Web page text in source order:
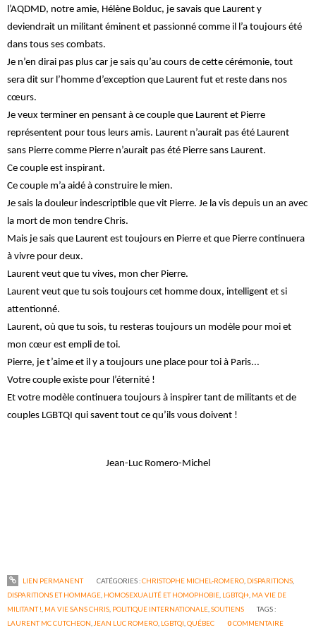
l’AQDMD, notre amie, Hélène Bolduc, je savais que Laurent y
deviendrait un militant éminent et passionné comme il l’a toujours été
dans tous ses combats.
Je n’en dirai pas plus car je sais qu’au cours de cette cérémonie, tout
sera dit sur l’homme d’exception que Laurent fut et reste dans nos
cœurs.
Je veux terminer en pensant à ce couple que Laurent et Pierre
représentent pour tous leurs amis. Laurent n’aurait pas été Laurent
sans Pierre comme Pierre n’aurait pas été Pierre sans Laurent.
Ce couple est inspirant.
Ce couple m’a aidé à construire le mien.
Je sais la douleur indescriptible que vit Pierre. Je la vis depuis un an avec
la mort de mon tendre Chris.
Mais je sais que Laurent est toujours en Pierre et que Pierre continuera
à vivre pour deux.
Laurent veut que tu vives, mon cher Pierre.
Laurent veut que tu sois toujours cet homme doux, intelligent et si
attentionné.
Laurent, où que tu sois, tu resteras toujours un modèle pour moi et
mon cœur est empli de toi.
Pierre, je t’aime et il y a toujours une place pour toi à Paris...
Votre couple existe pour l’éternité !
Et votre modèle continuera toujours à inspirer tant de militants et de
couples LGBTQI qui savent tout ce qu’ils vous doivent !
Jean-Luc Romero-Michel
LIEN PERMANENT CATÉGORIES :CHRISTOPHE MICHEL-ROMERO, DISPARITIONS,
DISPARITIONS ET HOMMAGE HOMOSEXUALITÉ ET HOMOPHOBIE LGBTQI+ MA VIE DE
MILITANT ! MA VIE SANS CHRIS POLITIQUE INTERNATIONALE ,SOUTIENS
TAGS :
LAURENT MC CUTCHEON JEAN LUC ROMERO LGBTQI ,QUÉBEC 0COMMENTAIRE